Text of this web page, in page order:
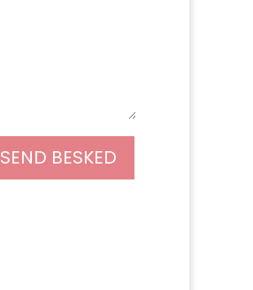
SEND BESKED